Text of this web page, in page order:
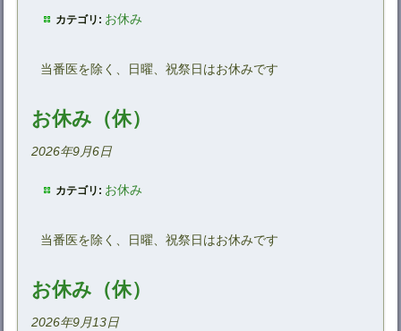
カテゴリ: お休み
当番医を除く、日曜、祝祭日はお休みです
お休み（休）
2026年9月6日
カテゴリ: お休み
当番医を除く、日曜、祝祭日はお休みです
お休み（休）
2026年9月13日